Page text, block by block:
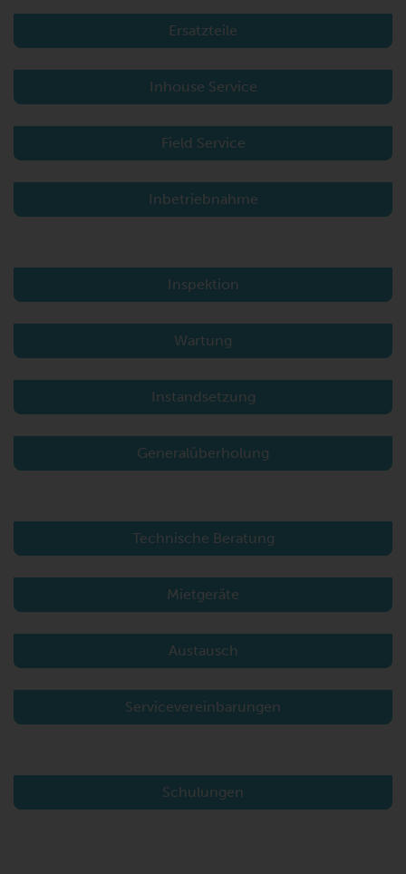
Ersatzteile
Inhouse Service
Field Service
Inbetriebnahme
Inspektion
Wartung
Instandsetzung
Generalüberholung
Technische Beratung
Mietgeräte
Austausch
Servicevereinbarungen
Schulungen